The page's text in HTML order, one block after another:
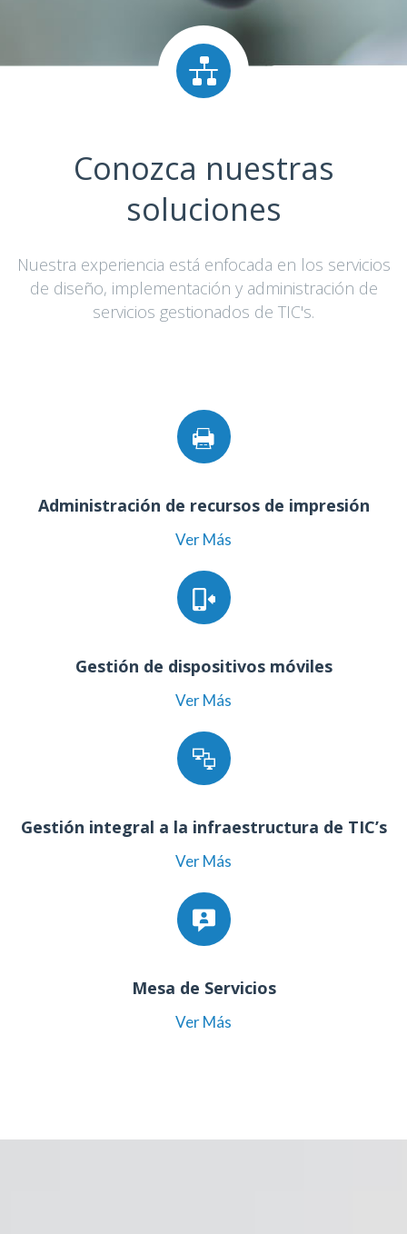
Conozca nuestras
soluciones
Nuestra experiencia está enfocada en los servicios
de diseño, implementación y administración de
servicios gestionados de TIC's.
Administración de recursos de impresión
Ver Más
Gestión de dispositivos móviles
Ver Más
Gestión integral a la infraestructura de TIC’s
Ver Más
Mesa de Servicios
Ver Más